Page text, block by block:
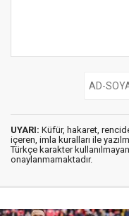
UYARI: Küfür, hakaret,
içeren, imla kuralları ile
Türkçe karakter
onaylanmamaktadır.